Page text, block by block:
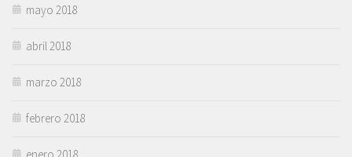
mayo 2018
abril 2018
marzo 2018
febrero 2018
enero 2018